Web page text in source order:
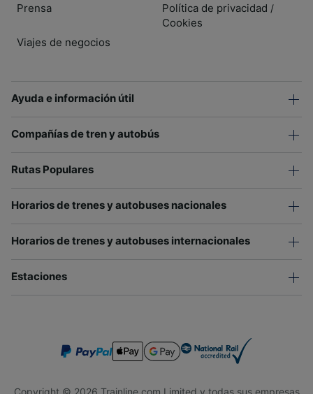
Prensa
Viajes de negocios
Política de privacidad /
Cookies
Ayuda e información útil
Compañías de tren y autobús
Rutas Populares
Horarios de trenes y autobuses nacionales
Horarios de trenes y autobuses internacionales
Estaciones
Copyright © 2026 Trainline.com Limited y todas sus empresas